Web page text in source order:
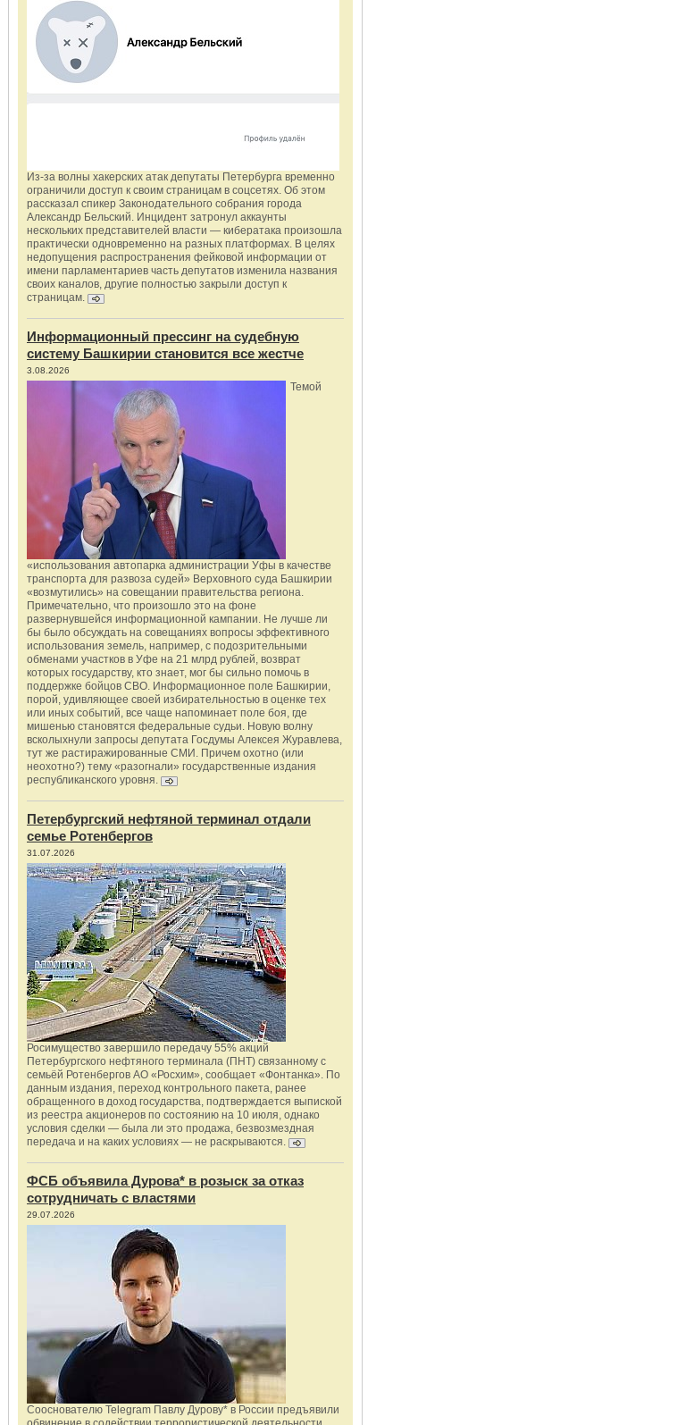
Из‑за волны хакерских атак депутаты Петербурга временно
ограничили доступ к своим страницам в соцсетях. Об этом
рассказал спикер Законодательного собрания города
Александр Бельский. Инцидент затронул аккаунты
нескольких представителей власти — кибератака произошла
практически одновременно на разных платформах. В целях
недопущения распространения фейковой информации от
имени парламентариев часть депутатов изменила названия
своих каналов, другие полностью закрыли доступ к
страницам.
Информационный прессинг на судебную
систему Башкирии становится все жестче
3.08.2026
Темой
«использования автопарка администрации Уфы в качестве
транспорта для развоза судей» Верховного суда Башкирии
«возмутились» на совещании правительства региона.
Примечательно, что произошло это на фоне
развернувшейся информационной кампании. Не лучше ли
бы было обсуждать на совещаниях вопросы эффективного
использования земель, например, с подозрительными
обменами участков в Уфе на 21 млрд рублей, возврат
которых государству, кто знает, мог бы сильно помочь в
поддержке бойцов СВО. Информационное поле Башкирии,
порой, удивляющее своей избирательностью в оценке тех
или иных событий, все чаще напоминает поле боя, где
мишенью становятся федеральные судьи. Новую волну
всколыхнули запросы депутата Госдумы Алексея Журавлева,
тут же растиражированные СМИ. Причем охотно (или
неохотно?) тему «разогнали» государственные издания
республиканского уровня.
Петербургский нефтяной терминал отдали
семье Ротенбергов
31.07.2026
Росимущество завершило передачу 55% акций
Петербургского нефтяного терминала (ПНТ) связанному с
семьёй Ротенбергов АО «Росхим», сообщает «Фонтанка». По
данным издания, переход контрольного пакета, ранее
обращенного в доход государства, подтверждается выпиской
из реестра акционеров по состоянию на 10 июля, однако
условия сделки — была ли это продажа, безвозмездная
передача и на каких условиях — не раскрываются.
ФСБ объявила Дурова* в розыск за отказ
сотрудничать с властями
29.07.2026
Сооснователю Telegram Павлу Дурову* в России предъявили